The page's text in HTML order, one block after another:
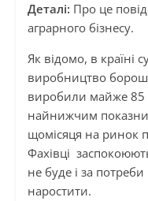
Деталі: Про це
аграрного бізнесу.
Як відомо, в країні
виробництво
виробили майже 85
найнижчим
щомісяця на ринок
Фахівці
не буде і за
наростити.